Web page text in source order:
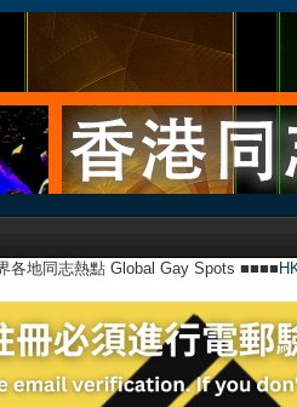
各地同志熱點 Global Gay Spots ■■■■